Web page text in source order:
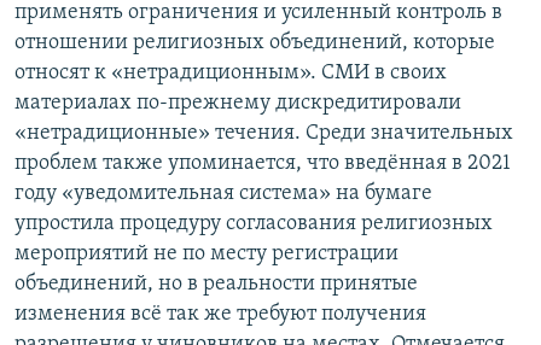
применять ограничения и усиленный контроль в
отношении религиозных объединений, которые
относят к «нетрадиционным». СМИ в своих
материалах по-прежнему дискредитировали
«нетрадиционные» течения. Среди значительных
проблем также упоминается, что введённая в 2021
году «уведомительная система» на бумаге
упростила процедуру согласования религиозных
мероприятий не по месту регистрации
объединений, но в реальности принятые
изменения всё так же требуют получения